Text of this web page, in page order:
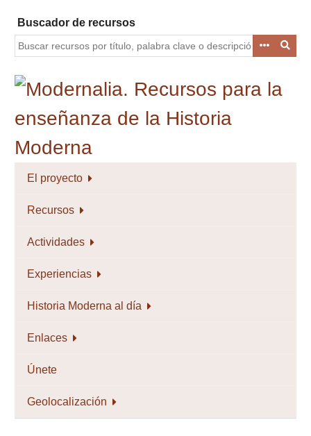
contenido
principal
Buscador de recursos
El proyecto
Recursos
Actividades
Experiencias
Historia Moderna al día
Enlaces
Únete
Geolocalización